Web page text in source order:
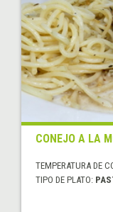
CONEJO A LA
TEMPERATURA DE
TIPO DE PLATO: